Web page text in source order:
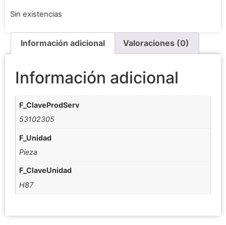
Sin existencias
Información adicional Valoraciones (0)
Información adicional
F_ClaveProdServ
53102305
F_Unidad
Pieza
F_ClaveUnidad
H87